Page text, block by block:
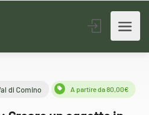
Val di Comino A partire da